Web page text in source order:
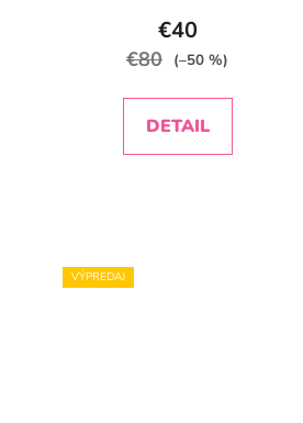
€40
€80 (–50 %)
DETAIL
VÝPREDAJ